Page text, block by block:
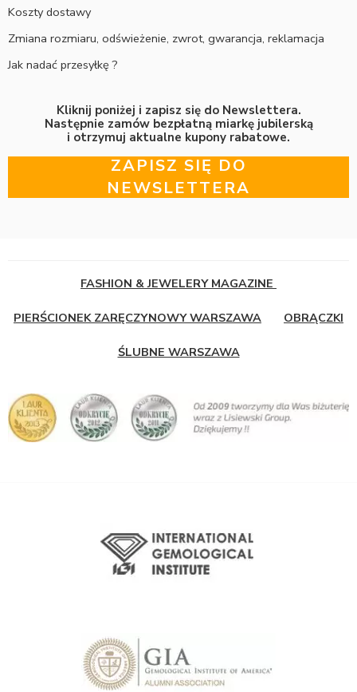
Koszty dostawy
Zmiana rozmiaru, odświeżenie, zwrot, gwarancja, reklamacja
Jak nadać przesyłkę ?
Kliknij poniżej i zapisz się do Newslettera.
Następnie zamów bezpłatną miarkę jubilerską
i otrzymuj aktualne kupony rabatowe.
ZAPISZ SIĘ DO
NEWSLETTERA
FASHION & JEWELERY MAGAZINE
PIERŚCIONEK ZARĘCZYNOWY WARSZAWA OBRĄCZKI
ŚLUBNE WARSZAWA